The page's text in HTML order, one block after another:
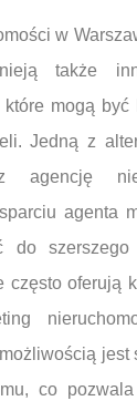
w
także
mogą być
Jedną z
agencję
agenta
do szerszego
często oferują
jest
co